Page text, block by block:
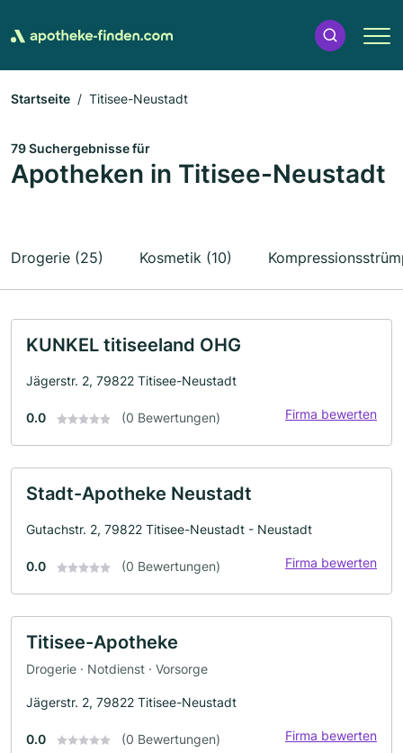
Startseite Titisee-Neustadt
79 Suchergebnisse für
Apotheken in Titisee-Neustadt
Drogerie (25) Kosmetik (10)
KUNKEL titiseeland OHG
Jägerstr. 2, 79822 Titisee-Neustadt
0.0 (0 Bewertungen) Firma bewerten
Stadt-Apotheke Neustadt
Gutachstr. 2, 79822 Titisee-Neustadt - Neustadt
0.0 (0 Bewertungen) Firma bewerten
Titisee-Apotheke
Drogerie · Notdienst · Vorsorge
Jägerstr. 2, 79822 Titisee-Neustadt
0.0 (0 Bewertungen) Firma bewerten